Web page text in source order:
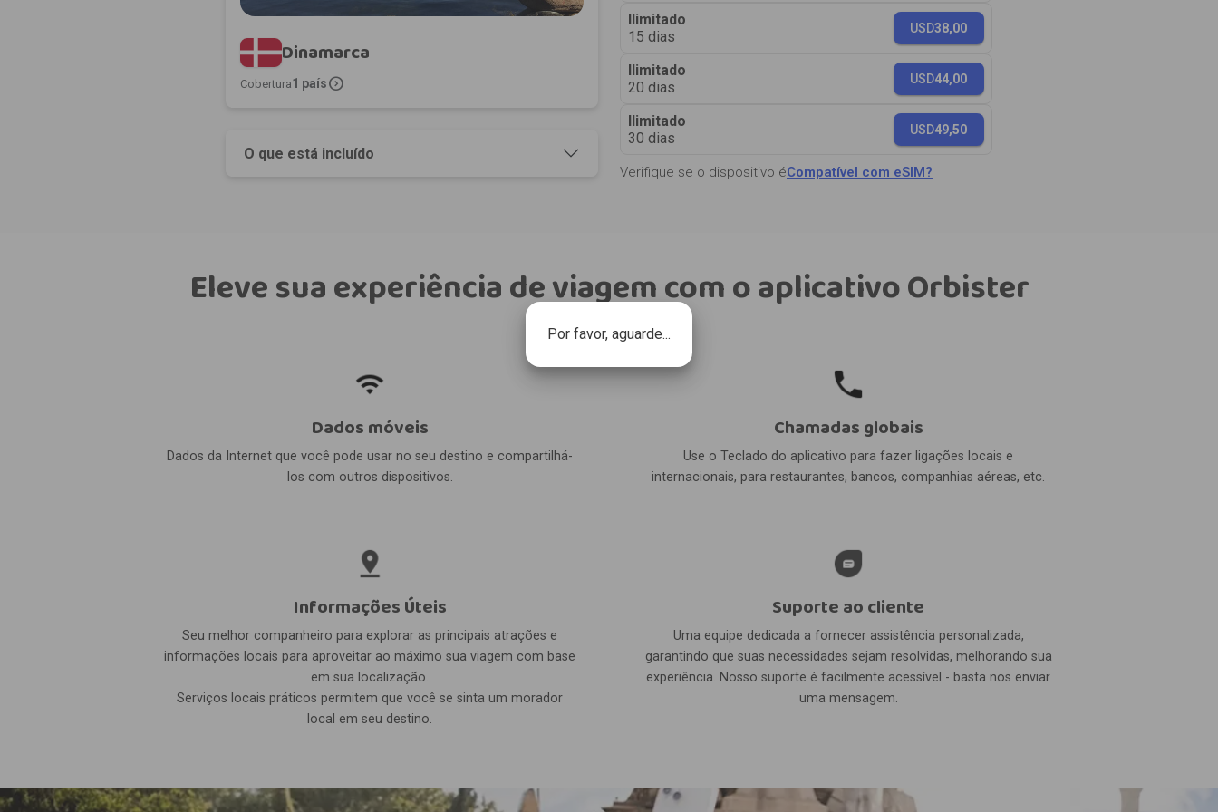
Por favor, aguarde...
Dinamarca
Cobertura1 paísexpand_circle_right
O que está incluído
Ilimitado
15 dias
USD38,00
Ilimitado
20 dias
USD44,00
Ilimitado
30 dias
USD49,50
Verifique se o dispositivo éCompatível com eSIM?
Eleve sua experiência de viagem com o aplicativo Orbister
Dados móveis
Dados da Internet que você pode usar no seu destino e compartilhá-
los com outros dispositivos.
Chamadas globais
Use o Teclado do aplicativo para fazer ligações locais e
internacionais, para restaurantes, bancos, companhias aéreas, etc.
Informações Úteis
Seu melhor companheiro para explorar as principais atrações e
informações locais para aproveitar ao máximo sua viagem com base
em sua localização.
Serviços locais práticos permitem que você se sinta um morador
local em seu destino.
Suporte ao cliente
Uma equipe dedicada a fornecer assistência personalizada,
garantindo que suas necessidades sejam resolvidas, melhorando sua
experiência. Nosso suporte é facilmente acessível - basta nos enviar
uma mensagem.